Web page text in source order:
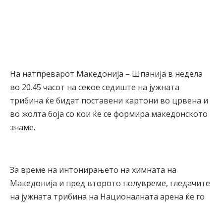
На натпреварот Македонија – Шпанија в недела
во 20.45 часот на секое седиште на јужната
трибина ќе бидат поставени картони во црвена и
во жолта боја со кои ќе се формира македонското
знаме.
За време на интонирањето на химната на
Македонија и пред второто полувреме, гледачите
на јужната трибина на Националната арена ќе го